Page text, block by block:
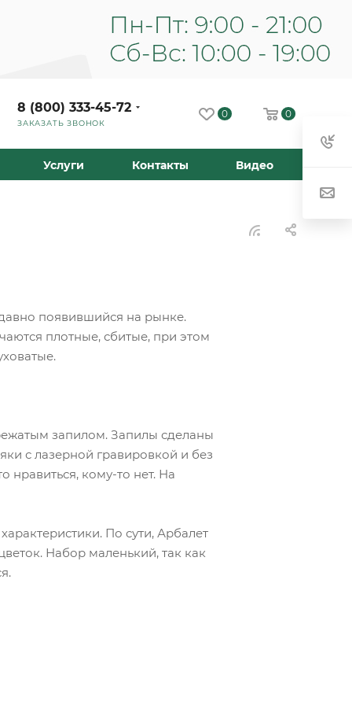
8 (800) 333-45-72
ЗАКАЗАТЬ ЗВОНОК
0 0
Услуги Контакты Видео
появившийся на рынке.
плотные, сбитые, при этом
запилом. Запилы сделаны
с лазерной гравировкой и без
нравиться, кому-то нет. На
По сути, Арбалет
Набор маленький, так как